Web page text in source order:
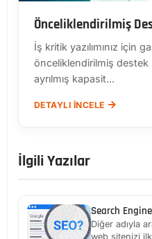
Önceliklendirilmiş
İş kritik yazılımınız için
önceliklendirilmiş destek
ayrılmış kapasit...
DETAYLI İNCELE
İlgili Yazılar
Search
Diğer adıyla
web sitenizi